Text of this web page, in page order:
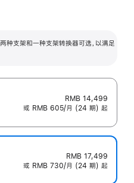
支架和一种支架转换器可选，以满足
RMB 14,499
或 RMB 605/月 (24 期) 起
RMB 17,499
或 RMB 730/月 (24 期) 起